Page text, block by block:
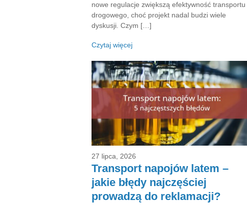
nowe regulacje zwiększą efektywność transportu
drogowego, choć projekt nadal budzi wiele
dyskusji. Czym […]
Czytaj więcej
27 lipca, 2026
Transport napojów latem –
jakie błędy najczęściej
prowadzą do reklamacji?